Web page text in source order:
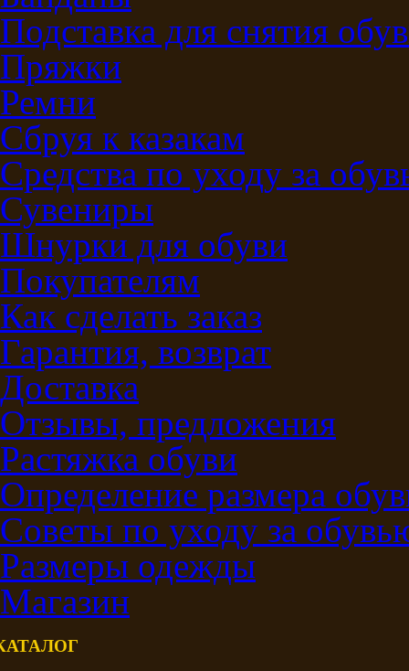
Подставка для снятия
Пряжки
Ремни
Сбруя к казакам
Средства по уходу за
Сувениры
Шнурки для обуви
Покупателям
Как сделать заказ
Гарантия, возврат
Доставка
Отзывы, предложения
Растяжка обуви
Определение размера
Советы по уходу за
Размеры одежды
Магазин